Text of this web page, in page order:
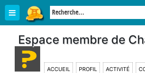
Espace membre de
ACCUEIL PROFIL ACTIVITÉ